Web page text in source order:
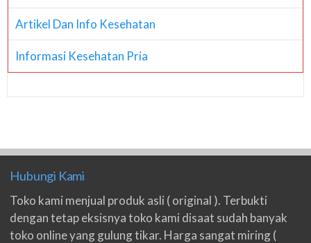
Artikel Dan Info Kesehatan
Informasi Kesehatan Pria
Hubungi Kami
Toko kami menjual produk asli ( original ). Terbukti
dengan tetap eksisnya toko kami disaat sudah banyak
toko online yang gulung tikar. Harga sangat miring (